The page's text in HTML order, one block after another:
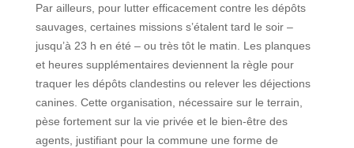
Par ailleurs, pour lutter efficacement contre les dépôts
sauvages, certaines missions s’étalent tard le soir –
jusqu’à 23 h en été – ou très tôt le matin. Les planques
et heures supplémentaires deviennent la règle pour
traquer les dépôts clandestins ou relever les déjections
canines. Cette organisation, nécessaire sur le terrain,
pèse fortement sur la vie privée et le bien-être des
agents, justifiant pour la commune une forme de